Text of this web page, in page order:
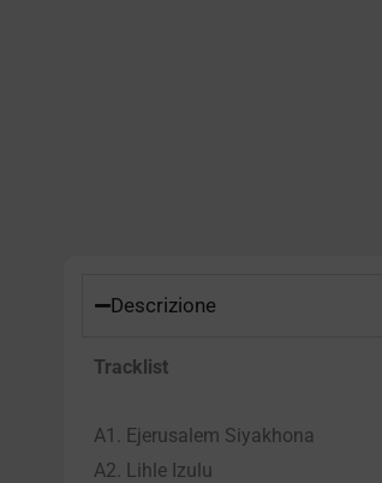
Descrizione
Tracklist
A1. Ejerusalem Siyakhona
A2. Lihle Izulu